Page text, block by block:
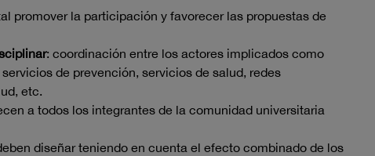
promover la participación y favorecer las propuestas de
: coordinación entre los actores implicados como
de prevención, servicios de salud, redes
etc.
a todos los integrantes de la comunidad universitaria
diseñar teniendo en cuenta el efecto combinado de los